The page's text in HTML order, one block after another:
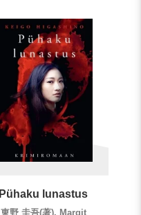
Pühaku lunastus
東野 圭吾(著), Margit